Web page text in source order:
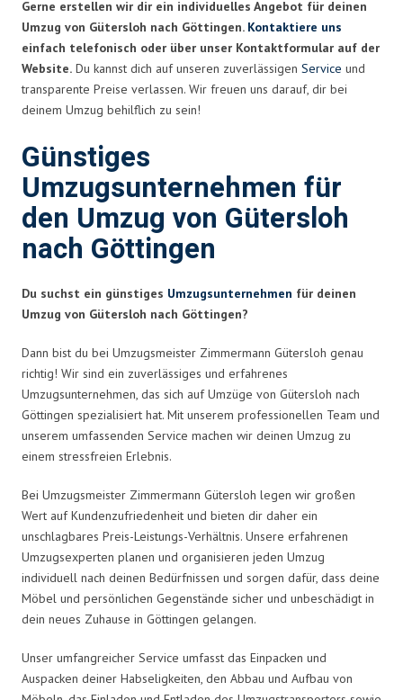
Gerne erstellen wir dir ein individuelles Angebot für deinen
Umzug von Gütersloh nach Göttingen. Kontaktiere uns
einfach telefonisch oder über unser Kontaktformular auf der
Website. Du kannst dich auf unseren zuverlässigen Service und
transparente Preise verlassen. Wir freuen uns darauf, dir bei
deinem Umzug behilflich zu sein!
Günstiges
Umzugsunternehmen für
den Umzug von Gütersloh
nach Göttingen
Du suchst ein günstiges Umzugsunternehmen für deinen
Umzug von Gütersloh nach Göttingen?
Dann bist du bei Umzugsmeister Zimmermann Gütersloh genau
richtig! Wir sind ein zuverlässiges und erfahrenes
Umzugsunternehmen, das sich auf Umzüge von Gütersloh nach
Göttingen spezialisiert hat. Mit unserem professionellen Team und
unserem umfassenden Service machen wir deinen Umzug zu
einem stressfreien Erlebnis.
Bei Umzugsmeister Zimmermann Gütersloh legen wir großen
Wert auf Kundenzufriedenheit und bieten dir daher ein
unschlagbares Preis-Leistungs-Verhältnis. Unsere erfahrenen
Umzugsexperten planen und organisieren jeden Umzug
individuell nach deinen Bedürfnissen und sorgen dafür, dass deine
Möbel und persönlichen Gegenstände sicher und unbeschädigt in
dein neues Zuhause in Göttingen gelangen.
Unser umfangreicher Service umfasst das Einpacken und
Auspacken deiner Habseligkeiten, den Abbau und Aufbau von